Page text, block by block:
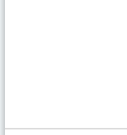
AI-labels: